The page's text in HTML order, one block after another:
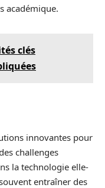
académique.
clés
innovantes pour
challenges
la technologie elle-
entraîner des